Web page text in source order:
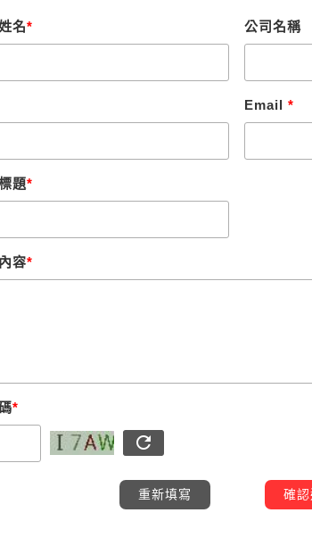
名* 公司名稱
Email *
題*
容*
*
